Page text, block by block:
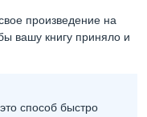
произведение на
вашу книгу приняло и
способ быстро